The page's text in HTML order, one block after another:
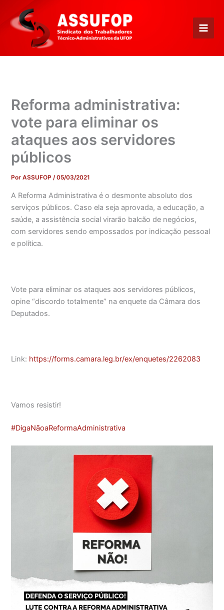
para
conteúdo
Reforma administrativa:
vote para eliminar os
ataques aos servidores
públicos
PorASSUFOP/05/03/2021
A Reforma Administrativa é o desmonte absoluto dos
serviços públicos. Caso ela seja aprovada, a educação, a
saúde, a assistência social virarão balcão de negócios,
com servidores sendo empossados por indicação pessoal
e política.
Vote para eliminar os ataques aos servidores públicos,
opine “discordo totalmente” na enquete da Câmara dos
Deputados.
Link: https://forms.camara.leg.br/ex/enquetes/2262083
Vamos resistir!
#DigaNãoaReformaAdministrativa